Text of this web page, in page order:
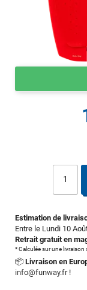
Estimation de
Entre le Lundi 10
Retrait gratuit en
* Calculée sur une
📦 Livraison en
info@funway.fr!